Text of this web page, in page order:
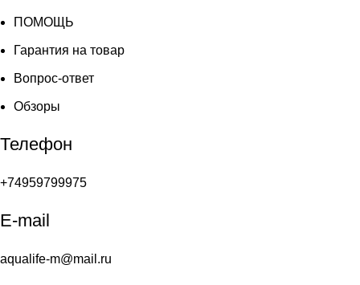
ПОМОЩЬ
Гарантия на товар
Вопрос-ответ
Обзоры
Телефон
+74959799975
E-mail
aqualife-m@mail.ru